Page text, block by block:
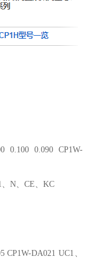
0.090 CP1W-
、N、CE、KC
DA021 UC1、